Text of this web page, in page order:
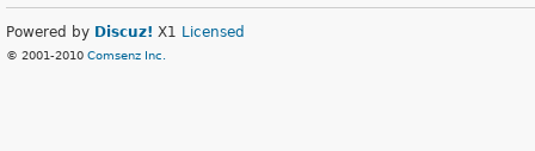
Powered by Discuz! X1 Licensed
© 2001-2010 Comsenz Inc.